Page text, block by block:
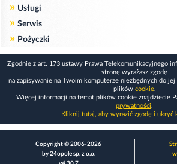
» Usługi
» Serwis
» Pożyczki
Zgodnie z art. 173 ustawy Prawa Telekomunikacyjnego
stronę wyrażasz zgodę
na zapisywanie na Twoim komputerze niezbędnych do
plików cookie.
Więcej informacji na temat plików cookie znajdziecie
prywatności.
Kliknij tutaj, aby wyrazić zgodę i ukryć
Copyright © 2006-2026
by 24opole sp. z o.o.